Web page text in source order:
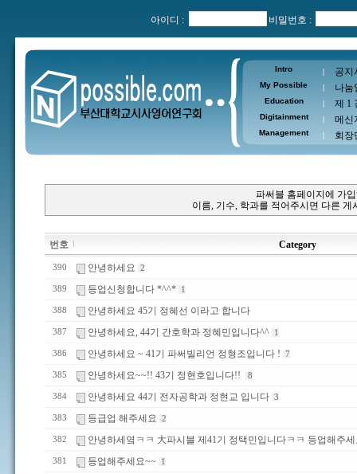
아이디 : 비밀번호 :
Intro | 공지
My Possible | 나눔
Education | 제 1
Digitainment | 메신
Management | 회장
파써블 홈페이지에 가
이름, 기수, 학과를 적어주시면 다른
번호 Category
390 안녕하세요 2
389 등업신청합니다 *^^* 1
388 안녕하세요 45기 정혜선 이라고 합니다
387 안녕하세요, 44기 간호학과 정혜민입니다^^ 1
386 안녕하세요 ~ 41기 파써빌리언 정형조입니다 ! 7
385 안녕하세요~~!! 43기 정현호입니다!! 8
384 안녕하세요 44기 전자공학과 정현교 입니다 3
383 등급업 해주세요 2
382 안녕하세옄ㅋㅋ 大파시블 제41기 정택민입니다ㅋㅋ 등업해주
381 등업해주세요~~ 1